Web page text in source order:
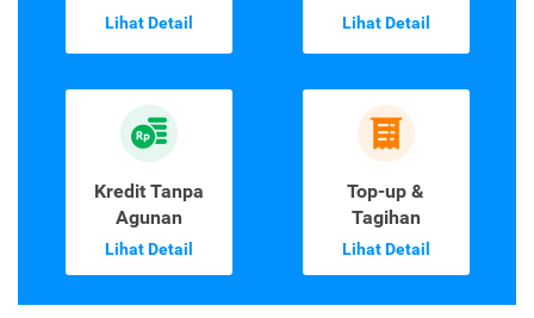
Lihat Detail Lihat Detail
Kredit Tanpa
Agunan
Lihat Detail
Top-up &
Tagihan
Lihat Detail